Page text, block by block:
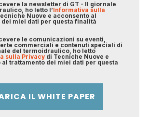
la newsletter di GT - Il giornale
ho letto l’Informativa sulla
Nuove e acconsento al
miei dati per questa finalità
le comunicazioni su eventi,
commerciali e contenuti speciali di
del termoidraulico, ho letto
sulla Privacy di Tecniche Nuove e
al trattamento dei miei dati per questa